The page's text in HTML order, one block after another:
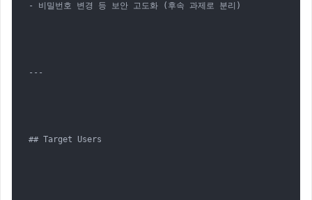
- 비밀번호 변경 등 보안 고도화 (후속 과제로 분리)
---
## Target Users